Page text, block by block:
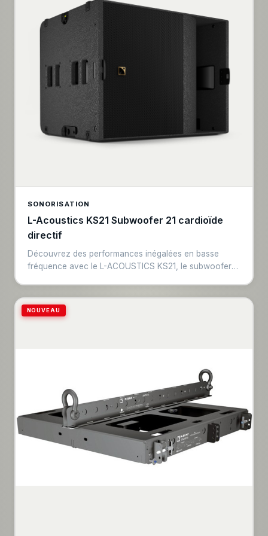
linéarité supérieure, ce qui en fait une solution idéale
pour les événements à grande échelle où l'impact et la
précision sont primordiaux. L'architecture avancée du
système garantit une intégration transparente avec les
systèmes de réseau de ligne de L-ACOUSTICS,
améliorant ainsi l'expérience sonore globale. Robuste
et fiable, le KS28 est logé dans un boîtier durable avec
un couvercle résistant aux intempéries, parfait pour les
applications intérieures et extérieures. Son système de
gréement efficace permet une configuration rapide,
optimisant le temps et les ressources. En fin de compte,
le KS28 se distingue par sa conception innovante et sa
SONORISATION
L-Acoustics KS21 Subwoofer 21 cardioïde
directif
Découvrez des performances inégalées en basse
fréquence avec le L-ACOUSTICS KS21, le subwoofer
n'importe quel système audio, le KS21 offre une clarté
et une profondeur de basses exceptionnelles, ce qui le
taille, s'intégrant parfaitement dans des tableaux ou se
tenant seul. Sa puissance de sortie exceptionnelle et sa
réponse haut de gamme supérieure en font un outil
indispensable pour les ingénieurs qui visent à créer des
environnements audio immersifs. Doté de technologies
de pointe, y compris la conception de pilotes et de
boîtiers de pointe, le KS21 garantit des performances
constantes et une fiabilité inégalée. Sa construction
robuste et son couvercle résistant aux intempéries le
NOUVEAU